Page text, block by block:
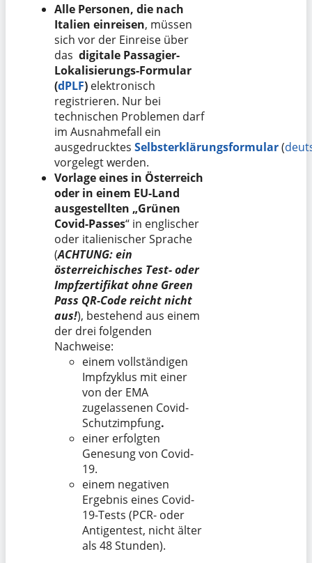
Alle Personen, die nach
Italien einreisen, müssen
sich vor der Einreise über
das digitale Passagier-
Lokalisierungs-Formular
(dPLF) elektronisch
registrieren. Nur bei
technischen Problemen darf
im Ausnahmefall ein
ausgedrucktes Selbsterklärungsformular(
vorgelegt werden.
Vorlage eines in Österreich
oder in einem EU-Land
ausgestellten „Grünen
Covid-Passes“ in englischer
oder italienischer Sprache
(ACHTUNG: ein
österreichisches Test- oder
Impfzertifikat ohne Green
Pass QR-Code reicht nicht
aus!), bestehend aus einem
der drei folgenden
Nachweise:
einem vollständigen
Impfzyklus mit einer
von der EMA
zugelassenen Covid-
Schutzimpfung.
einer erfolgten
Genesung von Covid-
19.
einem negativen
Ergebnis eines Covid-
19-Tests (PCR- oder
Antigentest, nicht älter
als 48 Stunden).